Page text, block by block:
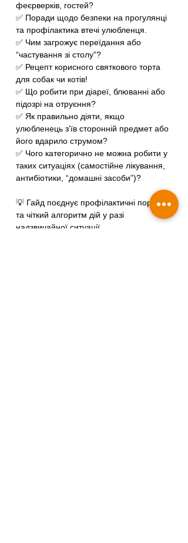
феєрверків, гостей?
✅ Поради щодо безпеки на прогулянці
та профілактика втечі улюбленця.
✅ Чим загрожує переїдання або
“частування зі столу”?
✅ Рецепт корисного святкового торта
для собак чи котів!
✅ Що робити при діареї, блюванні або
підозрі на отруєння?
✅ Як правильно діяти, якщо
улюбленець з’їв сторонній предмет або
його вдарило струмом?
✅ Чого категорично не можна робити у
таких ситуаціях (самостійне лікування,
антибіотики, “домашні засоби”)?
💡 Гайд поєднує профілактичні поради
та чіткий алгоритм дій у разі
надзвичайної ситуації.